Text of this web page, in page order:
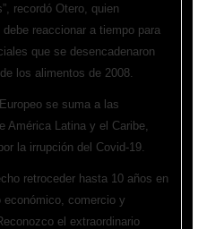
recordó Otero, quien
reaccionar a tiempo para
que se desencadenaron
los alimentos de 2008.
se suma a las
América Latina y el Caribe,
la irrupción del Covid-19.
retroceder hasta 10 años en
comercio y
el extraordinario